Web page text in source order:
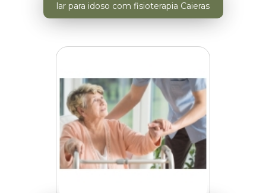
lar para idoso com fisioterapia Caieras